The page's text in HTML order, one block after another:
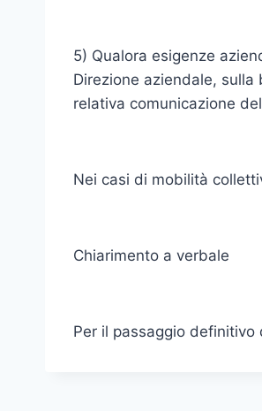
5) Qualora esigenze
Direzione aziendale,
relativa comunicazione
Nei casi di mobilità
Chiarimento a verbale
Per il passaggio